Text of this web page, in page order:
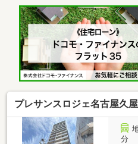
きの間取りで、すっき
料理中もご家族やご友
チン採用です！◆お手
く、フローリング仕様
実施で、気持ち良く新
を高めるオートロック
ています！◆「アピタ
プレサンスロジェ名古屋久
分